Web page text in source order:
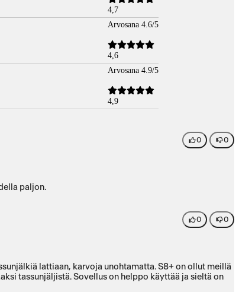
4,7
Arvosana 4.6/5
4,6
Arvosana 4.9/5
4,9
0 0
paljon.
0 0